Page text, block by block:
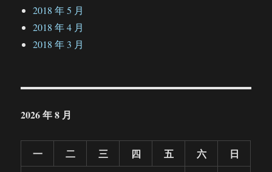
2018 年 5 月
2018 年 4 月
2018 年 3 月
2026 年 8 月
一 二 三 四 五 六 日